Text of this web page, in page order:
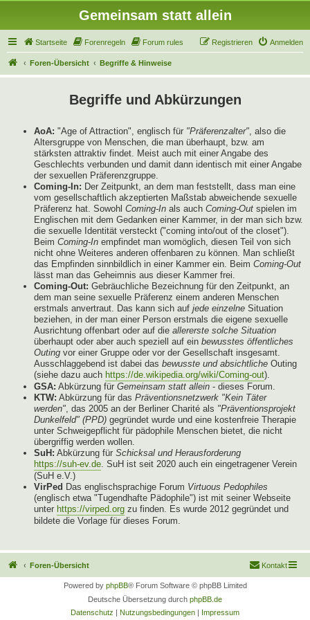
Gemeinsam statt allein
Startseite Forenregeln Forum rules Anmelden
Registrieren
Foren-Übersicht Begriffe & Hinweise
Begriffe und Abkürzungen
AoA: "Age of Attraction", englisch für "Präferenzalter", also die
Altersgruppe von Menschen, die man überhaupt, bzw. am
stärksten attraktiv findet. Meist auch mit einer Angabe des
Geschlechts verbunden und damit dann identisch mit einer Angabe
der sexuellen Präferenzgruppe.
Coming-In: Der Zeitpunkt, an dem man feststellt, dass man eine
vom gesellschaftlich akzeptierten Maßstab abweichende sexuelle
Präferenz hat. Sowohl Coming-In als auch Coming-Out spielen im
Englischen mit dem Gedanken einer Kammer, in der man sich bzw.
die sexuelle Identität versteckt ("coming into/out of the closet").
Beim Coming-In empfindet man womöglich, diesen Teil von sich
nicht ohne Weiteres anderen offenbaren zu können. Man schließt
das Empfinden sinnbildlich in einer Kammer ein. Beim Coming-Out
lässt man das Geheimnis aus dieser Kammer frei.
Coming-Out: Gebräuchliche Bezeichnung für den Zeitpunkt, an
dem man seine sexuelle Präferenz einem anderen Menschen
erstmals anvertraut. Das kann sich auf jede einzelne Situation
beziehen, in der man einer Person erstmals die eigene sexuelle
Ausrichtung offenbart oder auf die allererste solche Situation
überhaupt oder aber auch speziell auf ein bewusstes öffentliches
Outing vor einer Gruppe oder vor der Gesellschaft insgesamt.
Ausschlaggebend ist dabei das bewusste und absichtliche Outing
(siehe dazu auch https://de.wikipedia.org/wiki/Coming-out).
GSA: Abkürzung für Gemeinsam statt allein - dieses Forum.
KTW: Abkürzung für das Präventionsnetzwerk "Kein Täter
werden", das 2005 an der Berliner Charité als "Präventionsprojekt
Dunkelfeld" (PPD) gegründet wurde und eine kostenfreie Therapie
unter Schweigepflicht für pädophile Menschen bietet, die nicht
übergriffig werden wollen.
SuH: Abkürzung für Schicksal und Herausforderung
https://suh-ev.de. SuH ist seit 2020 auch ein eingetragener Verein
(SuH e.V.)
VirPed Das englischsprachige Forum Virtuous Pedophiles
(englisch etwa "Tugendhafte Pädophile") ist mit seiner Webseite
unter https://virped.org zu finden. Es wurde 2012 gegründet und
bildete die Vorlage für dieses Forum.
Foren-Übersicht Kontakt
Powered by phpBB® Forum Software © phpBB Limited
Deutsche Übersetzung durch phpBB.de
Datenschutz | Nutzungsbedingungen | Impressum